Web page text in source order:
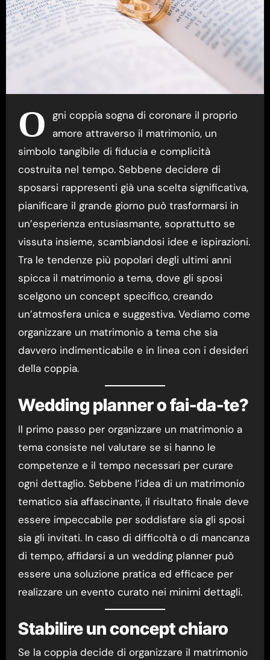
O gni coppia sogna di coronare il proprio
amore attraverso il matrimonio, un
simbolo tangibile di fiducia e complicità
costruita nel tempo. Sebbene decidere di
sposarsi rappresenti già una scelta significativa,
pianificare il grande giorno può trasformarsi in
un’esperienza entusiasmante, soprattutto se
vissuta insieme, scambiandosi idee e ispirazioni.
Tra le tendenze più popolari degli ultimi anni
spicca il matrimonio a tema, dove gli sposi
scelgono un concept specifico, creando
un’atmosfera unica e suggestiva. Vediamo come
organizzare un matrimonio a tema che sia
davvero indimenticabile e in linea con i desideri
della coppia.
Wedding planner o fai-da-te?
Il primo passo per organizzare un matrimonio a
tema consiste nel valutare se si hanno le
competenze e il tempo necessari per curare
ogni dettaglio. Sebbene l’idea di un matrimonio
tematico sia affascinante, il risultato finale deve
essere impeccabile per soddisfare sia gli sposi
sia gli invitati. In caso di difficoltà o di mancanza
di tempo, affidarsi a un wedding planner può
essere una soluzione pratica ed efficace per
realizzare un evento curato nei minimi dettagli.
Stabilire un concept chiaro
Se la coppia decide di organizzare il matrimonio